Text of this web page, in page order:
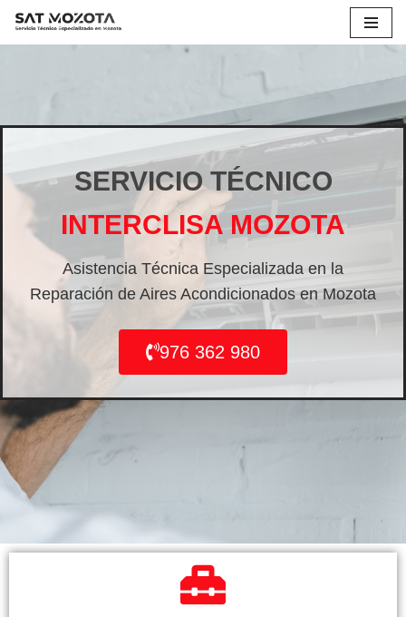
Saltar
SERVICIO TÉCNICO
INTERCLISA MOZOTA
Asistencia Técnica Especializada en la
Reparación de Aires Acondicionados en Mozota
976 362 980